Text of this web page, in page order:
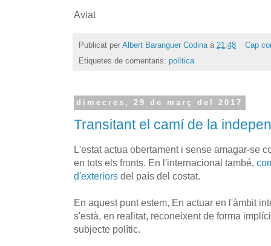
Aviat
Publicat per Albert Baranguer Codina a 21:48
Cap
Etiquetes de comentaris: política
dimecres, 29 de març del 2017
Transitant el camí de la
L'estat actua obertament i sense amagar-se
en tots els fronts. En l'internacional també,
d'exteriors del país del costat.
En aquest punt estem, En actuar en l'àmbit
s'està, en realitat, reconeixent de forma
subjecte polític.